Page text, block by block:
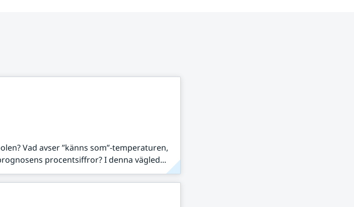
Vad avser ”känns som”-temperaturen,
procentsiffror? I denna vägled...